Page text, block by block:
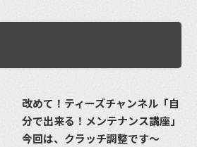
改めて！ティーズチャンネル「自
分で出来る！メンテナンス講座」
今回は、クラッチ調整です〜